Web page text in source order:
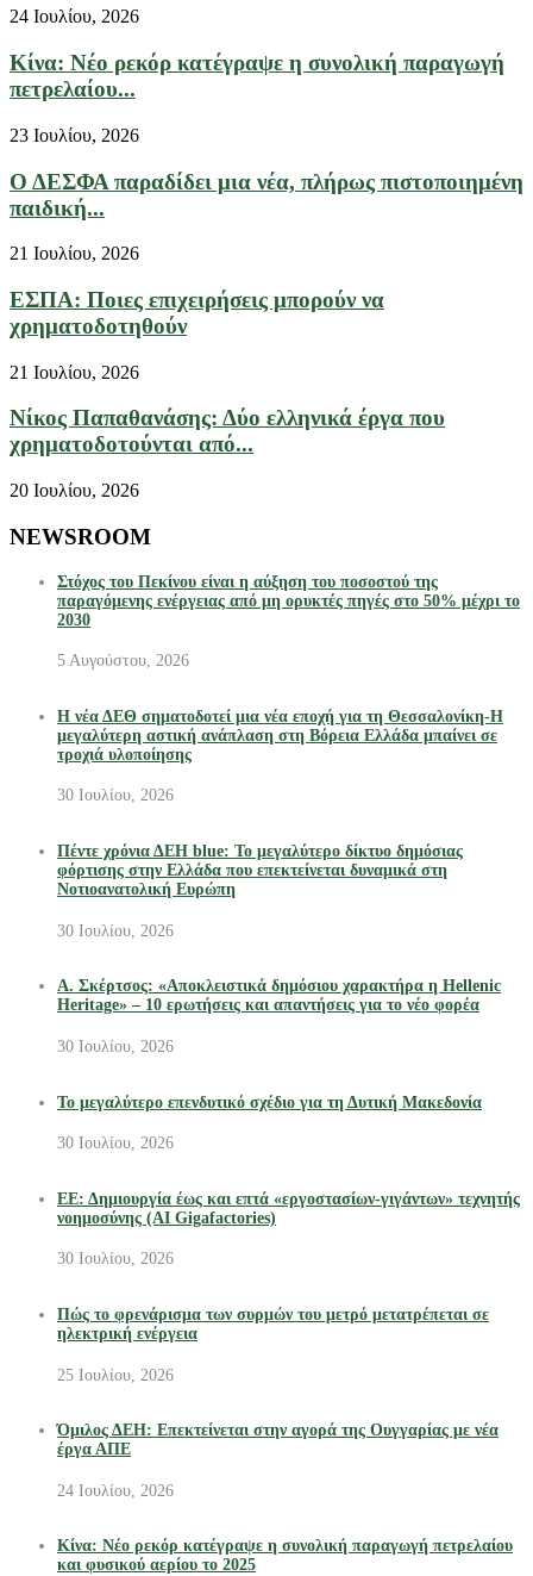
24 Ιουλίου, 2026
Κίνα: Νέο ρεκόρ κατέγραψε η συνολική παραγωγή
πετρελαίου...
23 Ιουλίου, 2026
Ο ΔΕΣΦΑ παραδίδει μια νέα, πλήρως πιστοποιημένη
παιδική...
21 Ιουλίου, 2026
ΕΣΠΑ: Ποιες επιχειρήσεις μπορούν να
χρηματοδοτηθούν
21 Ιουλίου, 2026
Νίκος Παπαθανάσης: Δύο ελληνικά έργα που
χρηματοδοτούνται από...
20 Ιουλίου, 2026
NEWSROOM
Στόχος του Πεκίνου είναι η αύξηση του ποσοστού της
παραγόμενης ενέργειας από μη ορυκτές πηγές στο 50% μέχρι το
2030
5 Αυγούστου, 2026
Η νέα ΔΕΘ σηματοδοτεί μια νέα εποχή για τη Θεσσαλονίκη-Η
μεγαλύτερη αστική ανάπλαση στη Βόρεια Ελλάδα μπαίνει σε
τροχιά υλοποίησης
30 Ιουλίου, 2026
Πέντε χρόνια ΔΕΗ blue: Το μεγαλύτερο δίκτυο δημόσιας
φόρτισης στην Ελλάδα που επεκτείνεται δυναμικά στη
Νοτιοανατολική Ευρώπη
30 Ιουλίου, 2026
Α. Σκέρτσος: «Αποκλειστικά δημόσιου χαρακτήρα η Hellenic
Heritage» – 10 ερωτήσεις και απαντήσεις για το νέο φορέα
30 Ιουλίου, 2026
Το μεγαλύτερο επενδυτικό σχέδιο για τη Δυτική Μακεδονία
30 Ιουλίου, 2026
ΕΕ: Δημιουργία έως και επτά «εργοστασίων-γιγάντων» τεχνητής
νοημοσύνης (AI Gigafactories)
30 Ιουλίου, 2026
Πώς το φρενάρισμα των συρμών του μετρό μετατρέπεται σε
ηλεκτρική ενέργεια
25 Ιουλίου, 2026
Όμιλος ΔΕΗ: Επεκτείνεται στην αγορά της Ουγγαρίας με νέα
έργα ΑΠΕ
24 Ιουλίου, 2026
Κίνα: Νέο ρεκόρ κατέγραψε η συνολική παραγωγή πετρελαίου
και φυσικού αερίου το 2025